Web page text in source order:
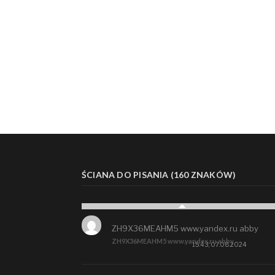
ŚCIANA DO PISANIA (160 ZNAKÓW)
ZH9X36MEAHM5 www.yandex.ru abby
ZH9X36MEAHM5 www.yandex.ru abby
15:43, 07.08.2024